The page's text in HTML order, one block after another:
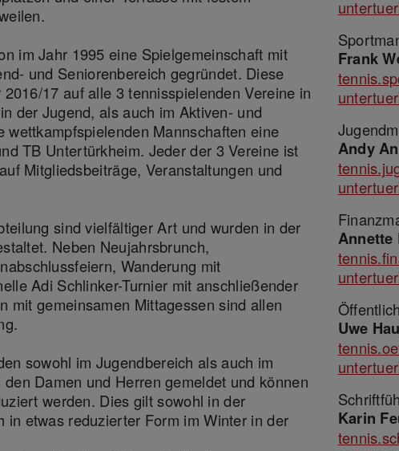
im Jahr 1995 eine Spielgemeinschaft mit
und Seniorenbereich gegründet. Diese
2016/17 auf alle 3 tennisspielenden Vereine in
der Jugend, als auch im Aktiven- und
wettkampfspielenden Mannschaften eine
TB Untertürkheim. Jeder der 3 Vereine ist
Mitgliedsbeiträge, Veranstaltungen und
sind vielfältiger Art und wurden in der
Neben Neujahrsbrunch,
Wanderung mit
Adi Schlinker-Turnier mit anschließender
mit gemeinsamen Mittagessen sind allen
sowohl im Jugendbereich als auch im
den Damen und Herren gemeldet und können
werden. Dies gilt sowohl in der
in etwas reduzierter Form im Winter in der
Frank
Andy
Annette
Uwe
Karin